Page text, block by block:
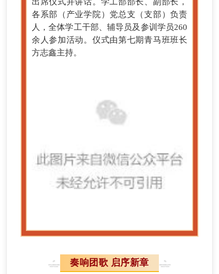
出席仪式并讲话。学工部部长、副部长，
各系部（产业学院）党总支（支部）负责
人，全体学工干部、辅导员及参训学员260
余人参加活动。仪式由第七期青马班班长
方志鑫主持。
奏响团歌 启序新章